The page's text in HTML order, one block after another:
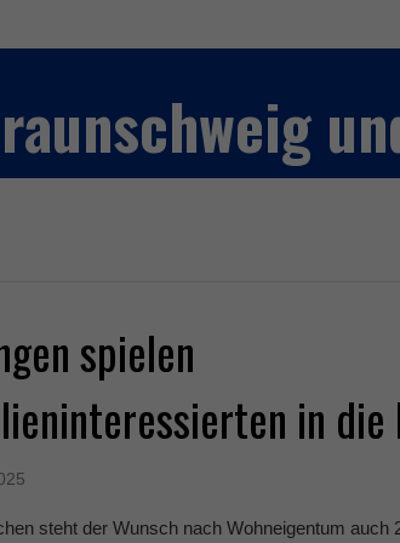
spielen
in die
steht der Wunsch nach Wohneigentum auch